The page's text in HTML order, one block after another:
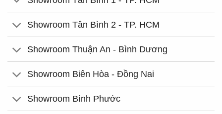
Showroom Tân Bình 2 - TP. HCM
Showroom Thuận An - Bình Dương
Showroom Biên Hòa - Đồng Nai
Showroom Bình Phước